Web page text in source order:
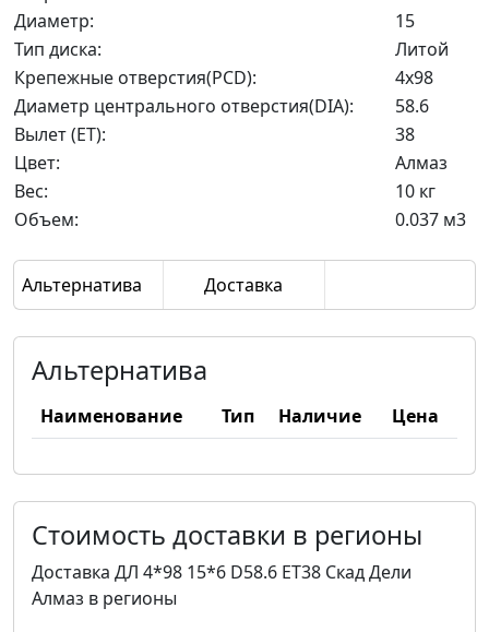
Диаметр:
15
Тип диска:
Литой
Крепежные отверстия(PCD):
4x98
Диаметр центрального отверстия(DIA):
58.6
Вылет (ET):
38
Цвет:
Алмаз
Вес:
10 кг
Объем:
0.037 м3
Альтернатива Доставка
Альтернатива
Наименование Тип Наличие Цена
Стоимость доставки в регионы
Доставка ДЛ 4*98 15*6 D58.6 ET38 Скад Дели
Алмаз в регионы